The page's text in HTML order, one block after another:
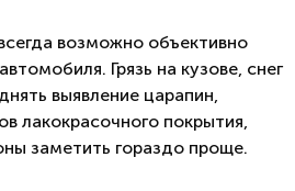
возможно объективно
Грязь на кузове, снег
выявление царапин,
лакокрасочного покрытия,
заметить гораздо проще.